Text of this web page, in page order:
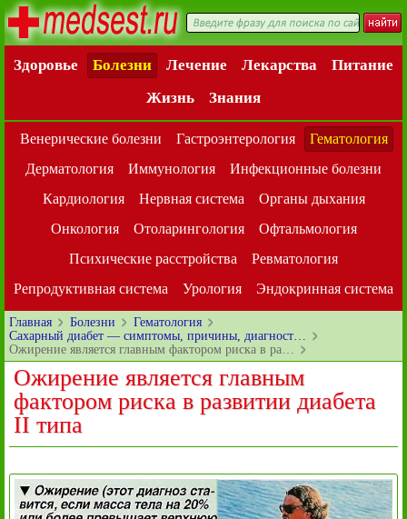
Здоровье Болезни Лечение Лекарства
Питание
Жизнь
Знания
Венерические болезни Гастроэнтерология
Гематология
Дерматология
Иммунология
Инфекционные болезни
Кардиология
Нервная система
Органы дыхания
Онкология
Отоларингология
Офтальмология
Психические расстройства
Ревматология
Репродуктивная система
Урология Эндокринная система
Главная Болезни
Гематология
Сахарный диабет — симптомы, причины, диагност…
Ожирение является главным фактором риска в ра…
Ожирение является главным
фактором риска в развитии диабета
II типа